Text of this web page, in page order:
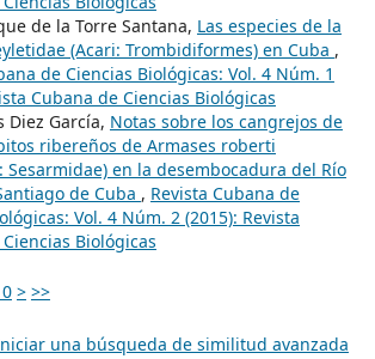
de la Torre Santana, Las especies de la
(Acari: Trombidiformes) en Cuba ,
de Ciencias Biológicas: Vol. 4 Núm. 1
Cubana de Ciencias Biológicas
Diez García, Notas sobre los cangrejos de
ribereños de Armases roberti
Sesarmidae) en la desembocadura del Río
de Cuba , Revista Cubana de
Vol. 4 Núm. 2 (2015): Revista
Biológicas
> >>
una búsqueda de similitud avanzada